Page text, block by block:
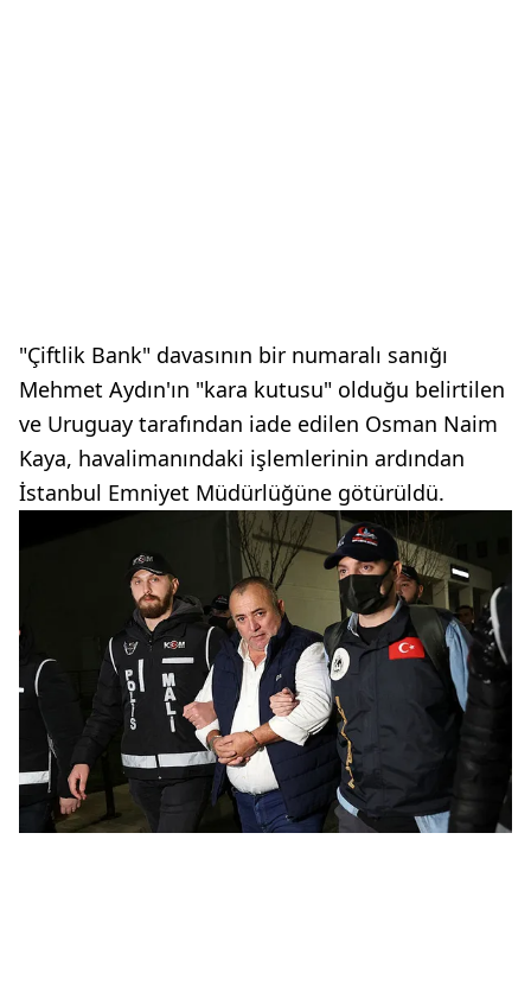
"Çiftlik Bank" davasının bir numaralı sanığı
Mehmet Aydın'ın "kara kutusu" olduğu belirtilen
ve Uruguay tarafından iade edilen Osman Naim
Kaya, havalimanındaki işlemlerinin ardından
İstanbul Emniyet Müdürlüğüne götürüldü.